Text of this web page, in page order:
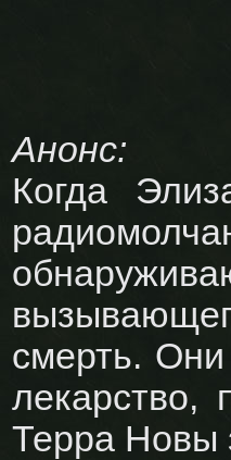
Анонс:
Когда
смерть.
лекарство,
Терра Новы